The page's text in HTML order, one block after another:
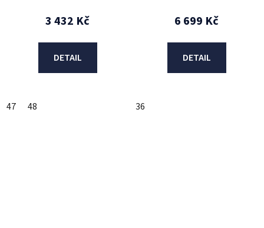
3 432 Kč
DETAIL
47 48
6 699 Kč
DETAIL
36